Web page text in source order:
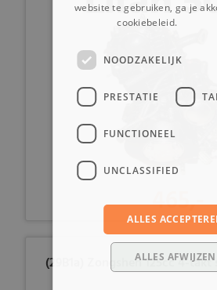
465,-
(29B1a) Zongshen 125cc 4-
website te gebruiken, ga je
cookiebeleid.
NOODZAKELIJK
PRESTATIE
FUNCTIONEEL
UNCLASSIFIED
ALLES
ALLES AFWIJZEN